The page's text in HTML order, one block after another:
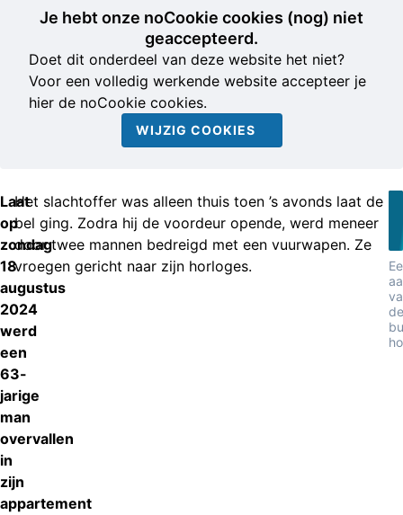
Je hebt onze noCookie cookies (nog) niet
geaccepteerd.
Doet dit onderdeel van deze website het niet?
Voor een volledig werkende website accepteer je
hier de noCookie cookies.
WIJZIG COOKIES
Laat
op
zondag
18
augustus
2024
werd
een
63-
jarige
man
overvallen
in
zijn
appartement
Het slachtoffer was alleen thuis toen ’s avonds laat de
bel ging. Zodra hij de voordeur opende, werd meneer
door twee mannen bedreigd met een vuurwapen. Ze
vroegen gericht naar zijn horloges.
de